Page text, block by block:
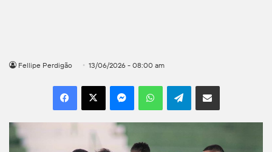
Fellipe Perdigão 13/06/2026 - 08:00 am
Facebook
X MessengerWhatsAppTelegramCompartilhar por e-mail